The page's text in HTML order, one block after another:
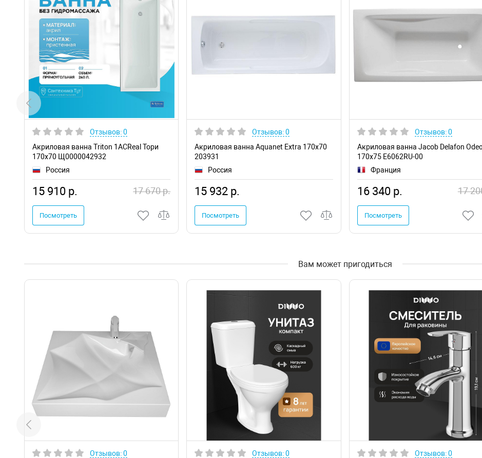
Отзывов: 0
Акриловая ванна Triton 1ACReal Тори
170х70 Щ0000042932
Россия
15 910 р. 17 670 р.
Посмотреть
Отзывов: 0
Акриловая ванна Aquanet Extra 170x70
203931
Россия
15 932 р.
Посмотреть
Отзывов: 0
Акриловая ванна Jacob Delafon
170x75 E6062RU-00
Франция
16 340 р. 17
Посмотреть
Вам может пригодиться
Отзывов: 0
Отзывов: 0
Отзывов: 0